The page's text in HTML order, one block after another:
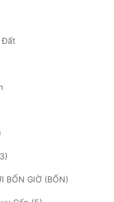
Đất
BỐN GIỜ (BỐN)